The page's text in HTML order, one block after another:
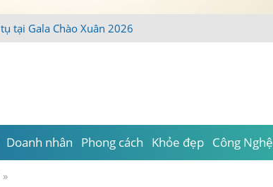
Doanh nhân Phong cách Khỏe đẹp Công Nghệ
»